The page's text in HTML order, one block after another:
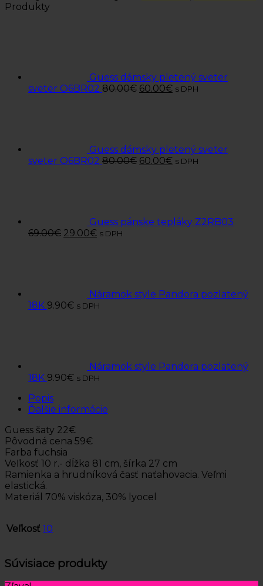
Produkty
Guess dámsky pletený sveter
sveter O6BR02 80.00€ 60.00€ s DPH
Guess dámsky pletený sveter
sveter O6BR02 80.00€ 60.00€ s DPH
Guess pánske tepláky Z2RB03
69.00€ 29.00€ s DPH
Náramok style Pandora pozlatený
18K 9.90€ s DPH
Náramok style Pandora pozlatený
18K 9.90€ s DPH
Popis
Ďalšie informácie
Guess šaty 22€
Pôvodná cena 59€
Farba fuchsia
Veľkosť 10 r.- dĺžka 81 cm, šírka 27 cm
Ramienka a hrudníková časť naťahovacia. Veľmi
elastická.
Materiál 70% viskóza, 30% lyocel
Veľkosť 10
Súvisiace produkty